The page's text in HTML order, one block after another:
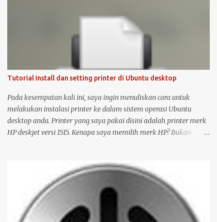
Tutorial Install dan setting printer di Ubuntu desktop
Pada kesempatan kali ini, saya ingin menuliskan cara untuk
melakukan instalasi printer ke dalam sistem operasi Ubuntu
desktop anda. Printer yang saya pakai disini adalah printer merk
HP deskjet versi 1515. Kenapa saya memilih merk HP? Bukan
open source seperti Ubuntu . Langsung saja saya mulai langkah-
langkah untuk instalasi printer HP 1515 di Ubuntu desktop . Cara
ini bisa juga digunakan untuk merk printer lainnya, hanya saja
saya tidak bisa menjamin ketersediaan driver untuk sistem
operasi Linux ( Ubuntu ). Oh iya, saran saya, saat melakukan